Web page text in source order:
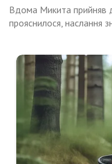
Вдома Микита прийняв
прояснилося, наслання